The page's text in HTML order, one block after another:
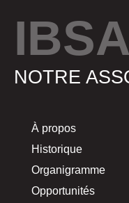
NOTRE
À propos
Historique
Organigramme
Opportunités